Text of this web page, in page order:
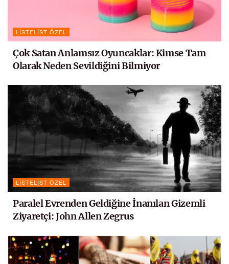
LISTELIST ÖZEL
Çok Satan Anlamsız Oyuncaklar: Kimse Tam
Olarak Neden Sevildiğini Bilmiyor
LISTELIST ÖZEL
Paralel Evrenden Geldiğine İnanılan Gizemli
Ziyaretçi: John Allen Zegrus